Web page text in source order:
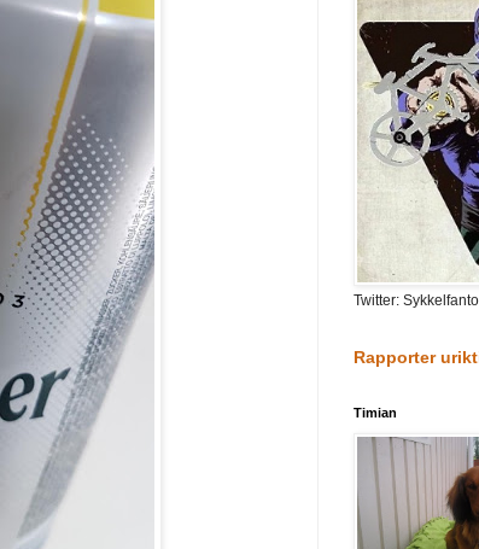
Twitter:
Rapporter
Timian